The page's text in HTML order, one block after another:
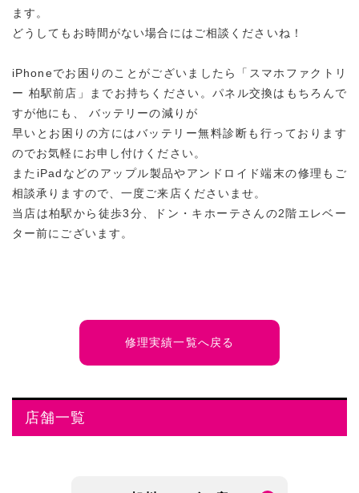
ます。
どうしてもお時間がない場合にはご相談くださいね！
iPhoneでお困りのことがございましたら「スマホファクトリ
ー 柏駅前店」までお持ちください。パネル交換はもちろんで
すが他にも、 バッテリーの減りが
早いとお困りの方にはバッテリー無料診断も行っております
のでお気軽にお申し付けください。
またiPadなどのアップル製品やアンドロイド端末の修理もご
相談承りますので、一度ご来店くださいませ。
当店は柏駅から徒歩3分、ドン・キホーテさんの2階エレベー
ター前にございます。
修理実績一覧へ戻る
店舗一覧